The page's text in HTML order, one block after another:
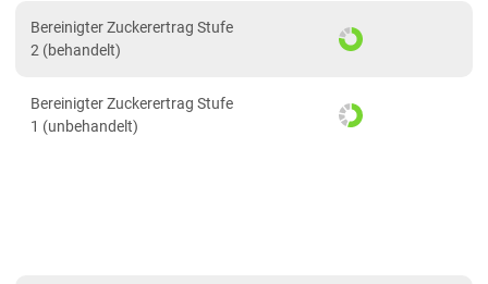
Bereinigter Zuckerertrag Stufe
2 (behandelt)
Bereinigter Zuckerertrag Stufe
1 (unbehandelt)